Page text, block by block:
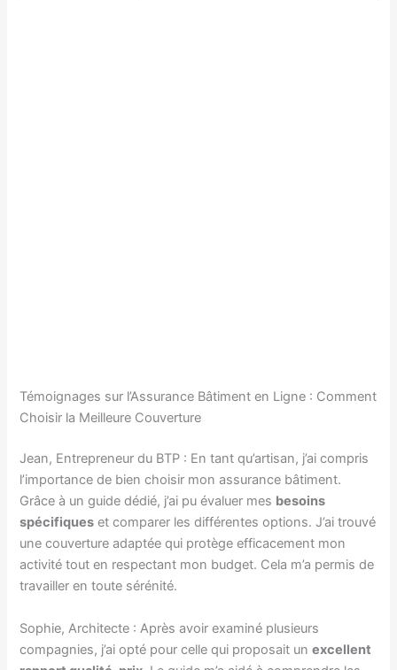
Témoignages sur l’Assurance Bâtiment en Ligne : Comment
Choisir la Meilleure Couverture
Jean, Entrepreneur du BTP : En tant qu’artisan, j’ai compris
l’importance de bien choisir mon assurance bâtiment.
Grâce à un guide dédié, j’ai pu évaluer mes besoins
spécifiques et comparer les différentes options. J’ai trouvé
une couverture adaptée qui protège efficacement mon
activité tout en respectant mon budget. Cela m’a permis de
travailler en toute sérénité.
Sophie, Architecte : Après avoir examiné plusieurs
compagnies, j’ai opté pour celle qui proposait unexcellent